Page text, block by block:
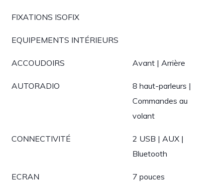
FIXATIONS ISOFIX
EQUIPEMENTS INTÉRIEURS
ACCOUDOIRS Avant | Arrière
AUTORADIO
8 haut-parleurs |
Commandes au
volant
CONNECTIVITÉ
2 USB | AUX |
Bluetooth
ECRAN 7 pouces